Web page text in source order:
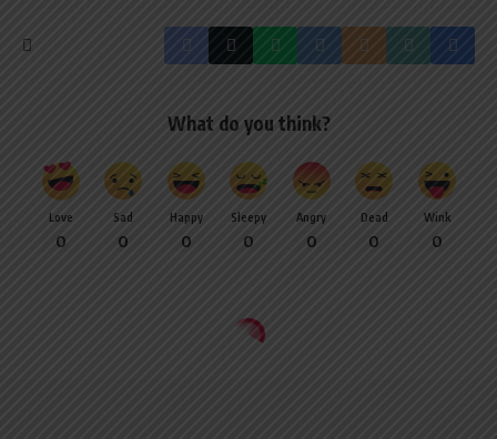
What do you think?
Love
0
Sad
0
Happy
0
Sleepy
0
Angry
0
Dead
0
Wink
0